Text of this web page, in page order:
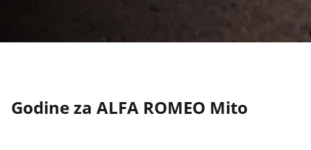
Godine za ALFA ROMEO Mito